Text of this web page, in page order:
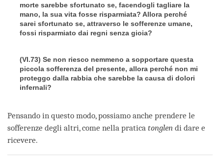
morte sarebbe sfortunato se, facendogli tagliare la
mano, la sua vita fosse risparmiata? Allora perché
sarei sfortunato se, attraverso le sofferenze umane,
fossi risparmiato dai regni senza gioia?
(VI.73) Se non riesco nemmeno a sopportare questa
piccola sofferenza del presente, allora perché non mi
proteggo dalla rabbia che sarebbe la causa di dolori
infernali?
Pensando in questo modo, possiamo anche prendere le
sofferenze degli altri, come nella pratica tonglen di dare e
ricevere.